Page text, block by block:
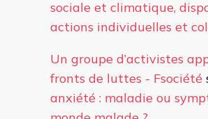
sociale et climatique,
actions individuelles et
Un groupe d’activistes
fronts de luttes - Fsociété
anxiété : maladie ou